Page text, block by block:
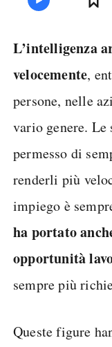
L’intelligenza
velocemente,
persone, nelle
vario genere. Le
permesso di
renderli più
impiego è
ha portato
opportunità
sempre più
Queste figure